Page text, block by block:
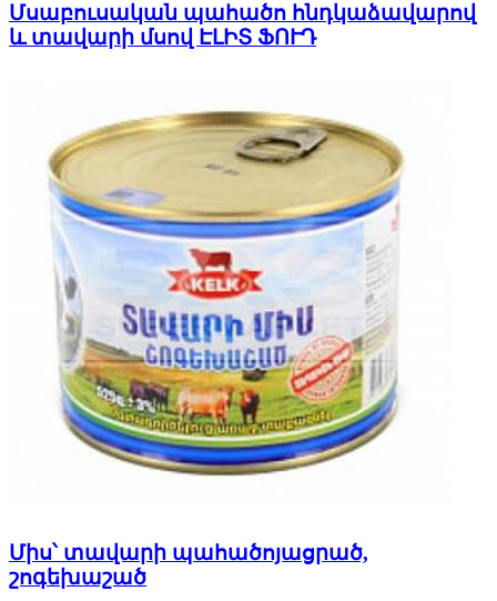
Մսաբուսական պահածո հնդկաձավարով
և տավարի մսով ԷԼԻՏ ՖՈՒԴ
Միս՝ տավարի պահածոյացրած,
շոգեխաշած